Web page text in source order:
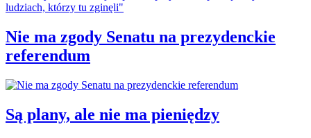
Nie ma zgody Senatu na prezydenckie
referendum
Są plany, ale nie ma pieniędzy